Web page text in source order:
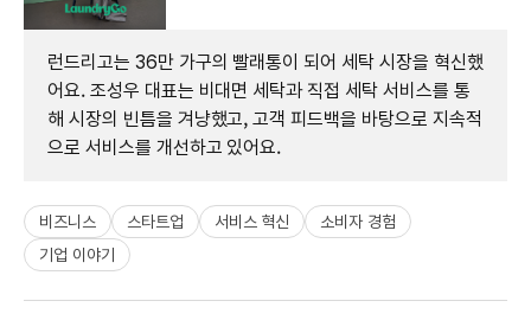
런드리고는 36만 가구의 빨래통이 되어 세탁 시장을 혁신했
어요. 조성우 대표는 비대면 세탁과 직접 세탁 서비스를 통
해 시장의 빈틈을 겨냥했고, 고객 피드백을 바탕으로 지속적
으로 서비스를 개선하고 있어요.
비즈니스 스타트업 서비스 혁신
소비자 경험
기업 이야기